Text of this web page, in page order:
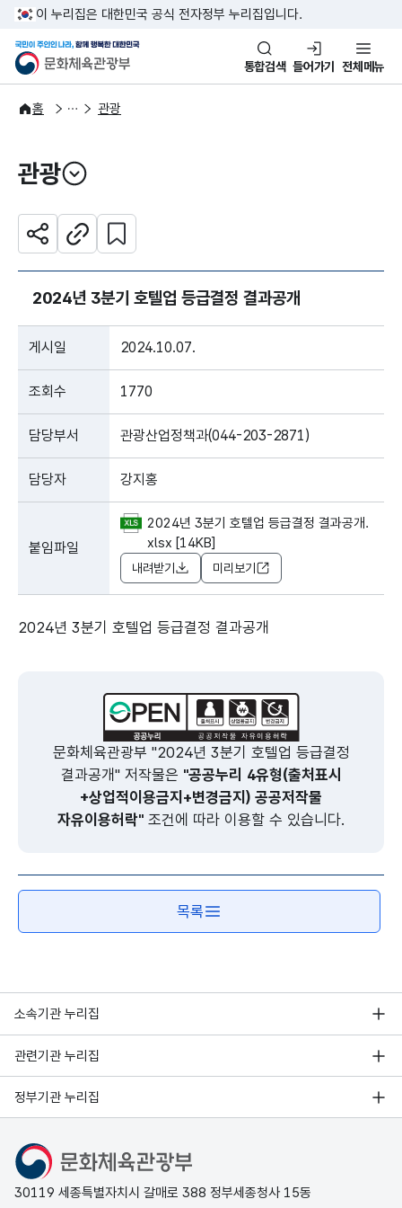
본문 바로가기
주메뉴 바로가기
이 누리집은 대한민국 공식 전자정부 누리집입니다.
문화체육관광부
국민이 주인인 나라, 함께 행복
통합검색 들어가기 전체메뉴
홈
주요정책
분야별 정책 관광
관광
열기
공유하기주소복사
관심 콘텐츠 설정하기
2024년 3분기 호텔업 등급결정 결과공개
게시일 2024.10.07.
조회수 1770
담당부서 관광산업정책과(044-203-2871)
담당자 강지홍
붙임파일
2024년 3분기 호텔업 등급결정 결과공개.
xlsx [14KB]
내려받기 미리보기
2024년 3분기 호텔업 등급결정 결과공개
문화체육관광부 "2024년 3분기 호텔업 등급결정
결과공개" 저작물은 "공공누리 4유형(출처표시
+상업적이용금지+변경금지) 공공저작물
자유이용허락"조건에 따라 이용할 수 있습니다.
목록
소속기관 누리집
관련기관 누리집
정부기관 누리집
문화체육관광부
30119 세종특별자치시 갈매로 388 정부세종청사 15동